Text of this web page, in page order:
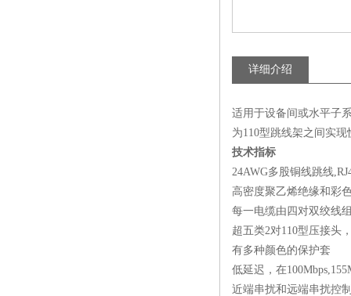
详细介绍
适用于设备间或水平子
为110型跳线架之间实
技术指标
24AWG多股铜线跳线
高密度聚乙烯绝缘和彩
每一电缆由四对双绞线
超五类2对110型压接头
有多种颜色的保护套
低延迟，在
近端串扰和远端串扰控